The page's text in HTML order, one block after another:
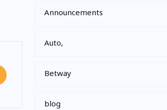
Announcements
Auto,
Betway
blog